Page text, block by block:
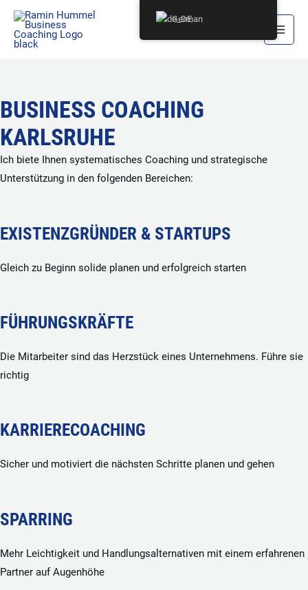
Zum
springen
Main
BUSINESS COACHING
KARLSRUHE
Ich biete Ihnen systematisches Coaching und strategische
Unterstützung in den folgenden Bereichen:
EXISTENZGRÜNDER & STARTUPS
Gleich zu Beginn solide planen und erfolgreich starten
FÜHRUNGSKRÄFTE
Die Mitarbeiter sind das Herzstück eines Unternehmens. Führe sie
richtig
KARRIERECOACHING
Sicher und motiviert die nächsten Schritte planen und gehen
SPARRING
Mehr Leichtigkeit und Handlungsalternativen mit einem erfahrenen
Partner auf Augenhöhe
German